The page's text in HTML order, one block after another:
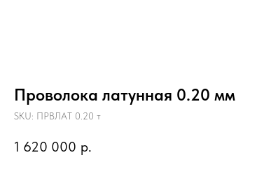
Проволока латунная 0.20 мм
SKU: ПРВЛАТ 0.20 т
1 620 000 р.